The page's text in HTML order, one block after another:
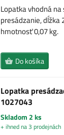
Lopatka vhodná na
presádzanie, dĺžka
hmotnosť 0,07 kg.
Do košíka
Lopatka
1027043
Skladom 2 ks
+ ihned na 3 prodejnách